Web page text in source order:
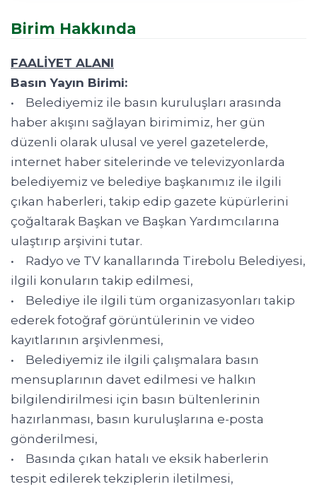
Birim Hakkında
FAALİYET ALANI
Basın Yayın Birimi:
• Belediyemiz ile basın kuruluşları arasında
haber akışını sağlayan birimimiz, her gün
düzenli olarak ulusal ve yerel gazetelerde,
internet haber sitelerinde ve televizyonlarda
belediyemiz ve belediye başkanımız ile ilgili
çıkan haberleri, takip edip gazete küpürlerini
çoğaltarak Başkan ve Başkan Yardımcılarına
ulaştırıp arşivini tutar.
• Radyo ve TV kanallarında Tirebolu Belediyesi,
ilgili konuların takip edilmesi,
• Belediye ile ilgili tüm organizasyonları takip
ederek fotoğraf görüntülerinin ve video
kayıtlarının arşivlenmesi,
• Belediyemiz ile ilgili çalışmalara basın
mensuplarının davet edilmesi ve halkın
bilgilendirilmesi için basın bültenlerinin
hazırlanması, basın kuruluşlarına e-posta
gönderilmesi,
• Basında çıkan hatalı ve eksik haberlerin
tespit edilerek tekziplerin iletilmesi,